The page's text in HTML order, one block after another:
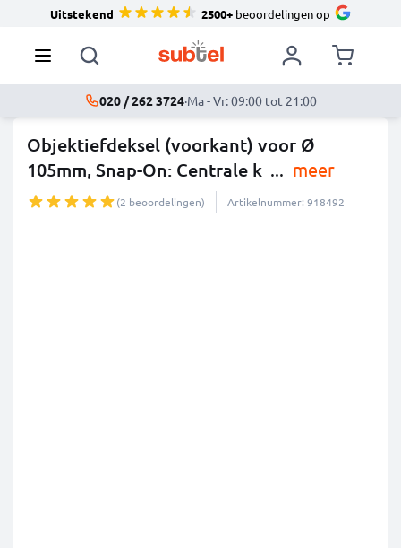
Uitstekend 2500+beoordelingen op
020 / 262 3724·Ma - Vr: 09:00 tot 21:00
Objektiefdeksel (voorkant) voor Ø
105mm, Snap-On: Centrale k ... meer
(2 beoordelingen) Artikelnummer: 918492